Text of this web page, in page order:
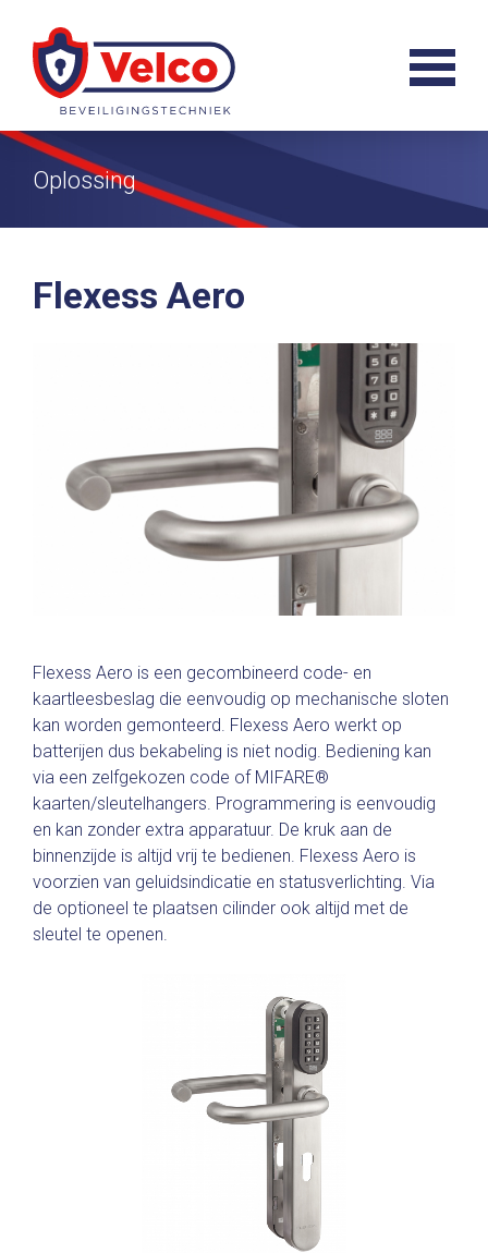
Oplossing
Flexess Aero
Flexess Aero is een gecombineerd code- en
kaartleesbeslag die eenvoudig op mechanische sloten
kan worden gemonteerd. Flexess Aero werkt op
batterijen dus bekabeling is niet nodig. Bediening kan
via een zelfgekozen code of MIFARE®
kaarten/sleutelhangers. Programmering is eenvoudig
en kan zonder extra apparatuur. De kruk aan de
binnenzijde is altijd vrij te bedienen. Flexess Aero is
voorzien van geluidsindicatie en statusverlichting. Via
de optioneel te plaatsen cilinder ook altijd met de
sleutel te openen.